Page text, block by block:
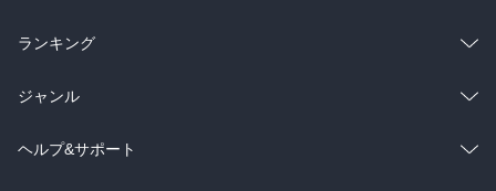
雑誌・グラビア
BL・TL
ラノベ
雑誌・グラビア
BL・TL
総合
ラノベ
雑誌・グラビア
ランキング
総合
ラノベ
ジャンル
コミック
ヘルプ&サポート